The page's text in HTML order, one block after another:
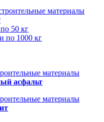
материалы
50 кг
по 1000 кг
материалы
асфальт
материалы